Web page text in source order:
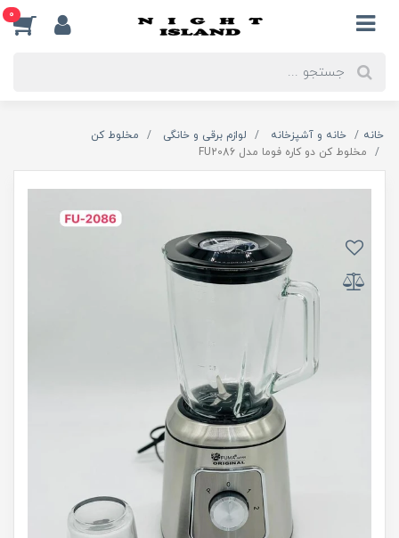
0
خانه خانه و آشپزخانه لوازم برقی و خانگی
مخلوط کن
مخلوط کن دو کاره فوما مدل FU2086